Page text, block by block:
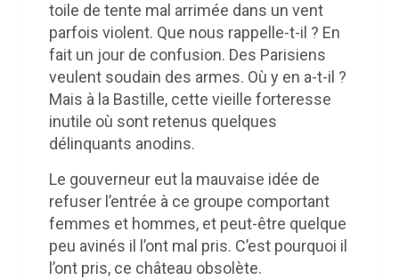
toile de tente mal arrimée dans un vent
parfois violent. Que nous rappelle-t-il ? En
fait un jour de confusion. Des Parisiens
veulent soudain des armes. Où y en a-t-il ?
Mais à la Bastille, cette vieille forteresse
inutile où sont retenus quelques
délinquants anodins.
Le gouverneur eut la mauvaise idée de
refuser l’entrée à ce groupe comportant
femmes et hommes, et peut-être quelque
peu avinés il l’ont mal pris. C’est pourquoi il
l’ont pris, ce château obsolète.